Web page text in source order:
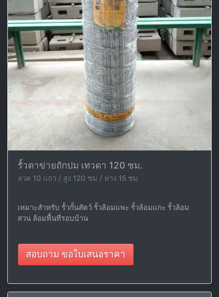
รั้วตาข่ายถักปม เทวดา 120 ซม.
ลวด 10 แถว / สูง 120 ซม / ห่าง 15 ซม
เหมาะสำหรับ รั้วกั้นสัตว์ รั้วล้อมแพะ รั้วล้อมแกะ รั้วล้อม
สวน ล้อมพื้นที่รอบบ้าน
สอบถาม ขอใบเสนอราคา